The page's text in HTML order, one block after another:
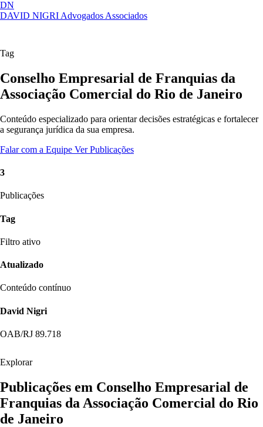
DN
DAVID NIGRI Advogados Associados
Artigos, sentenças, áreas de atuação,
Tag
Conselho Empresarial de Franquias da
Associação Comercial do Rio de Janeiro
Conteúdo especializado para orientar decisões estratégicas e fortalecer
a segurança jurídica da sua empresa.
Falar com a Equipe Ver Publicações
3
Publicações
Tag
Filtro ativo
Atualizado
Conteúdo contínuo
David Nigri
OAB/RJ 89.718
Explorar
Publicações em Conselho Empresarial de
Franquias da Associação Comercial do Rio
de Janeiro